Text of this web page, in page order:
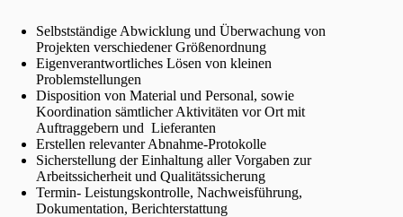
Selbstständige Abwicklung und Überwachung von
Projekten verschiedener Größenordnung
Eigenverantwortliches Lösen von kleinen
Problemstellungen
Disposition von Material und Personal, sowie
Koordination sämtlicher Aktivitäten vor Ort mit
Auftraggebern und Lieferanten
Erstellen relevanter Abnahme-Protokolle
Sicherstellung der Einhaltung aller Vorgaben zur
Arbeitssicherheit und Qualitätssicherung
Termin- Leistungskontrolle, Nachweisführung,
Dokumentation, Berichterstattung